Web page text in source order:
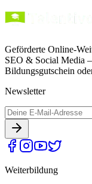
Geförderte Online-
SEO & Social Media
Bildungsgutschein
Newsletter
Weiterbildung